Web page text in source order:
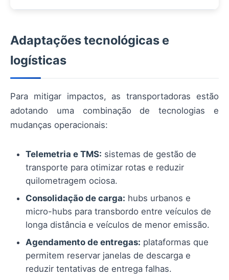
Adaptações tecnológicas e
logísticas
Para mitigar impactos, as transportadoras estão
adotando uma combinação de tecnologias e
mudanças operacionais:
Telemetria e TMS: sistemas de gestão de
transporte para otimizar rotas e reduzir
quilometragem ociosa.
Consolidação de carga: hubs urbanos e
micro-hubs para transbordo entre veículos de
longa distância e veículos de menor emissão.
Agendamento de entregas: plataformas que
permitem reservar janelas de descarga e
reduzir tentativas de entrega falhas.